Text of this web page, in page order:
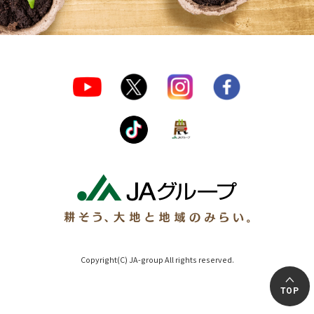
Copyright(C) JA-group All rights reserved.
TOP